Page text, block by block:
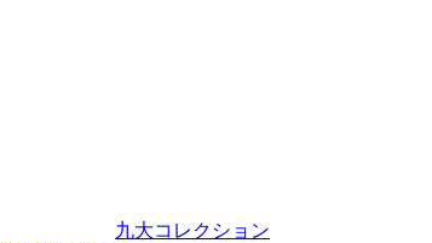
九大コレクション